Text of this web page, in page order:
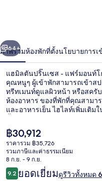
นเซส
แฟร์
มอ
นท์
โก
ลด์
า
ถัดไป
64+
ภาพรวมห้องพักที่ตั้งนโยบายการเ
แฮมิลตันปริ๊นเซส - แฟร์มอนท์โ
คุณหนูๆ ผู้เข้าพักสามารถเข้าส
ทรีทเมนท์ดูแลผิวหน้า หรือสครั
ห้องอาหาร ของที่พักที่คุณสามา
และอาหารเย็น ไฮไลท์เพิ่มเติม
ราคา
ปัจจุบัน
฿30,912
฿30,912
ราคารวม ฿35,726
รวมภาษีและค่าธรรมเนียม
8 ก.ย. - 9 ก.ย.
รีวิว
9.29.2 จาก 10
ยอดเยี่ยมดูรีวิวทั้งหมด